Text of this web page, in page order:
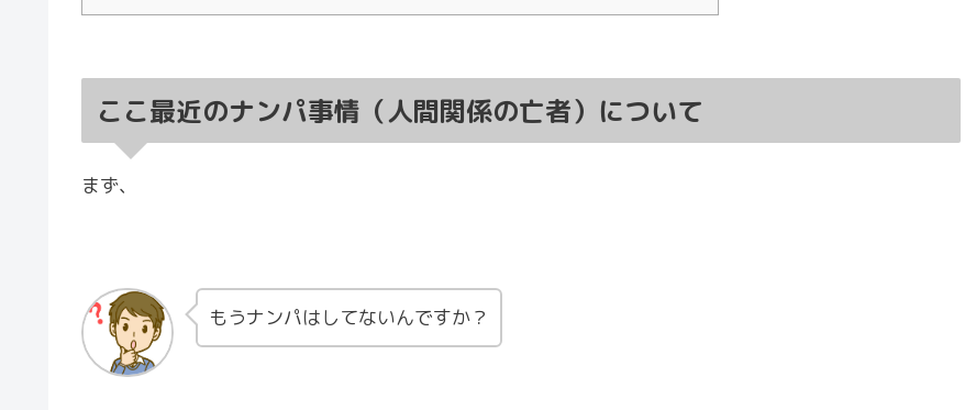
ここ最近のナンパ事情（人間関係の亡者）について
まず、
もうナンパはしてないんですか？